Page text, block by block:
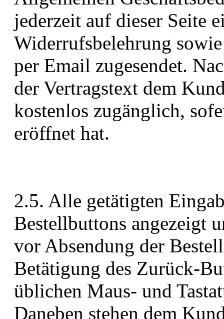
jederzeit auf dieser Seite
Widerrufsbelehrung
per Email zugesendet.
der Vertragstext dem
kostenlos zugänglich,
eröffnet hat.
2.5. Alle getätigten
Bestellbuttons angezeigt
vor Absendung der
Betätigung des Zurück-
üblichen Maus- und
Daneben stehen dem